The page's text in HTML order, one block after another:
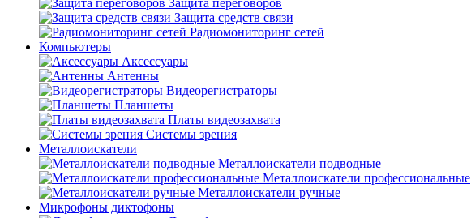
Защита переговоров
Защита средств связи
Радиомониторинг сетей
Компьютеры
Аксессуары
Антенны
Видеорегистраторы
Планшеты
Платы видеозахвата
Системы зрения
Металлоискатели
Металлоискатели подводные
Металлоискатели профессиональные
Металлоискатели ручные
Микрофоны диктофоны